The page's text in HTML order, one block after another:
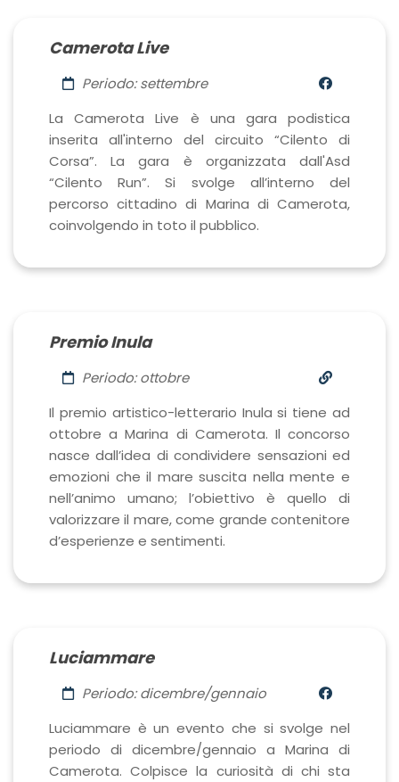
Camerota Live
Periodo: settembre
La Camerota Live è una gara podistica
inserita all'interno del circuito “Cilento di
Corsa”. La gara è organizzata dall'Asd
“Cilento Run”. Si svolge all’interno del
percorso cittadino di Marina di Camerota,
coinvolgendo in toto il pubblico.
Premio Inula
Periodo: ottobre
Il premio artistico-letterario Inula si tiene ad
ottobre a Marina di Camerota. Il concorso
nasce dall’idea di condividere sensazioni ed
emozioni che il mare suscita nella mente e
nell’animo umano; l’obiettivo è quello di
valorizzare il mare, come grande contenitore
d’esperienze e sentimenti.
Luciammare
Periodo: dicembre/gennaio
Luciammare è un evento che si svolge nel
periodo di dicembre/gennaio a Marina di
Camerota. Colpisce la curiosità di chi sta